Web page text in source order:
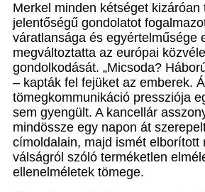
Merkel minden kétséget kizáróan
jelentőségű gondolatot
váratlansága és egyértelműsége
megváltoztatta az európai
gondolkodását. „Micsoda?
– kapták fel fejüket az emberek.
tömegkommunikáció pressziója
sem gyengült. A kancellár
mindössze egy napon át
címoldalain, majd ismét elborított
válságról szóló terméketlen
ellenelméletek tömege.